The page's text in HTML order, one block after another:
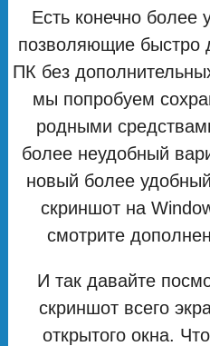
Есть конечно
позволяющие быстро
ПК без
мы попробуем
родными
более неудобный
новый более
скриншот на
смотрите
И так давайте
скриншот всего
открытого окна.